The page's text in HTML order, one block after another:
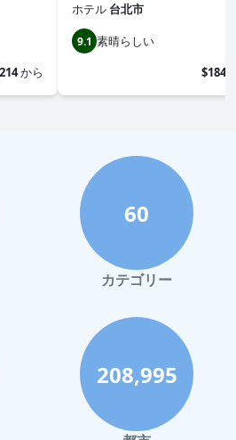
から
ホテル 台北市
9.1 素晴らしい
$184
60
カテゴリー
208,995